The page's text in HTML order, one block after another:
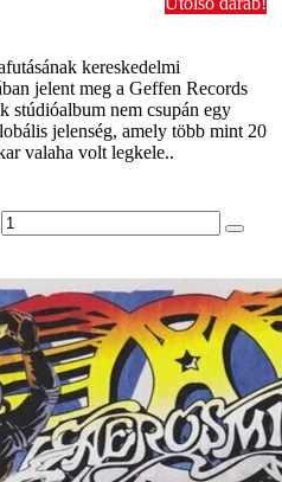
kereskedelmi
jelent meg a Geffen Records
stúdióalbum nem csupán egy
jelenség, amely több mint 20
valaha volt legkele..